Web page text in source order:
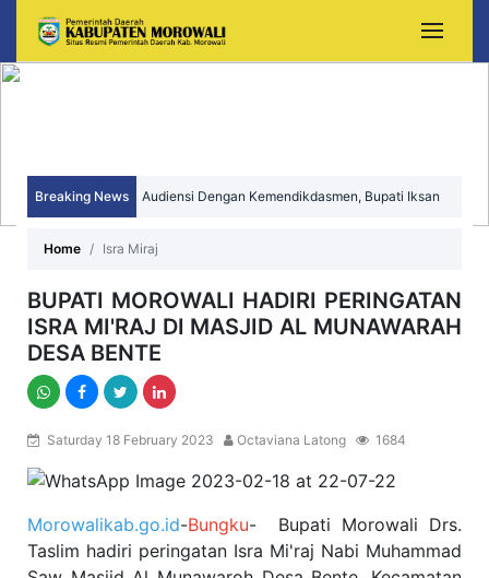
Breaking News Audiensi Dengan Kemendikdasmen, Bupati Iksan
Home Isra Miraj
BUPATI MOROWALI HADIRI PERINGATAN
ISRA MI'RAJ DI MASJID AL MUNAWARAH
DESA BENTE
Saturday 18 February 2023 Octaviana Latong 1684
Morowalikab.go.id-Bungku- Bupati Morowali Drs.
Taslim hadiri peringatan Isra Mi'raj Nabi Muhammad